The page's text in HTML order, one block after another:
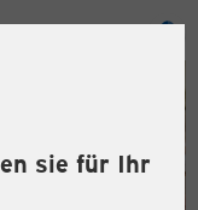
sie für Ihr